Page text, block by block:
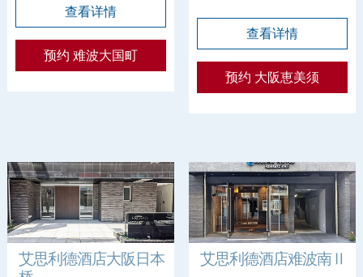
查看详情
预约 难波大国町
查看详情
预约 大阪恵美须
艾思利德酒店大阪日本
艾思利德酒店难波南Ⅱ